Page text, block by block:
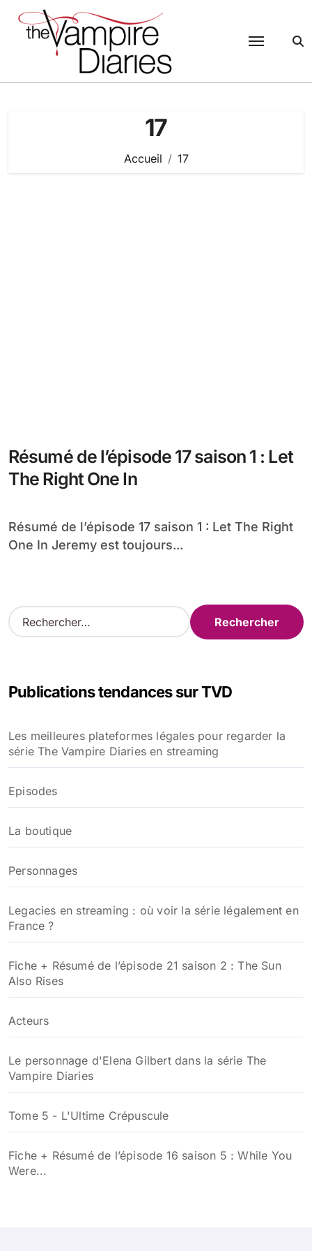
contenu
17
Accueil 17
Résumé de l’épisode 17 saison 1 : Let
The Right One In
Résumé de l’épisode 17 saison 1 : Let The Right
One In Jeremy est toujours...
R
e
r
e
r
Publications tendances sur TVD
Les meilleures plateformes légales pour regarder la
série The Vampire Diaries en streaming
Episodes
La boutique
Personnages
Legacies en streaming : où voir la série légalement en
France ?
Fiche + Résumé de l’épisode 21 saison 2 : The Sun
Also Rises
Acteurs
Le personnage d'Elena Gilbert dans la série The
Vampire Diaries
Tome 5 - L'Ultime Crépuscule
Fiche + Résumé de l’épisode 16 saison 5 : While You
Were...